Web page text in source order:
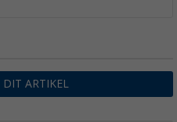
DIT ARTIKEL